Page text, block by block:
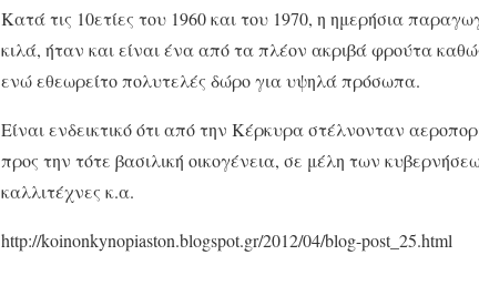
Κατά τις 10ετίες του 1960 και του 1970, η ημερήσια
κιλά, ήταν και είναι ένα από τα πλέον ακριβά φρούτα
ενώ εθεωρείτο πολυτελές δώρο για υψηλά πρόσωπα.
Είναι ενδεικτικό ότι από την Κέρκυρα στέλνονταν
προς την τότε βασιλική οικογένεια, σε μέλη των
καλλιτέχνες κ.α.
http://koinonkynopiaston.blogspot.gr/2012/04/blog-post_25.html